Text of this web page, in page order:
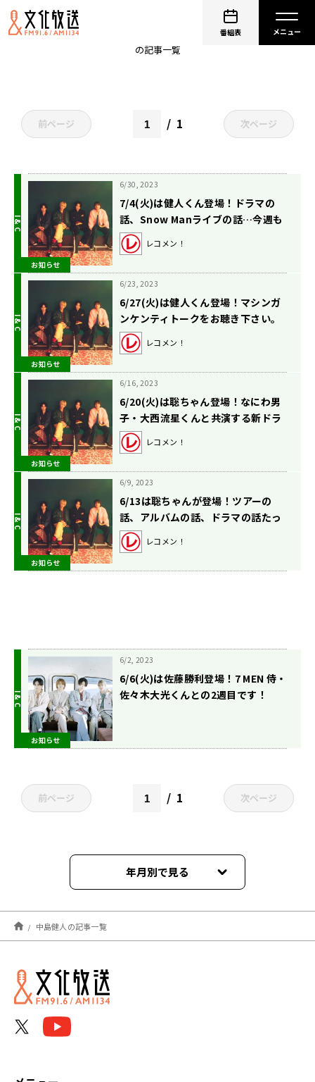
番組表
の記事一覧
前ページ 1 次ページ
お知らせ
6/30, 2023
7/4(火)は健人くん登場！ドラマの
話、Snow Manライブの話…今週も
ずっと喋ってます。
レコメン！
お知らせ
6/23, 2023
6/27(火)は健人くん登場！マシンガ
ンケンティトークをお聴き下さい。
レコメン！
お知らせ
6/16, 2023
6/20(火)は聡ちゃん登場！なにわ男
子・大西流星くんと共演する新ドラ
マの話を！
レコメン！
お知らせ
6/9, 2023
6/13は聡ちゃんが登場！ツアーの
話、アルバムの話、ドラマの話たっ
ぷりと！
レコメン！
お知らせ
6/2, 2023
6/6(火)は佐藤勝利登場！7 MEN 侍・
佐々木大光くんとの2週目です！
前ページ 1 次ページ
年月別で見る
2026年06月
2026年04月
2025年05月
中島健人の記事一覧